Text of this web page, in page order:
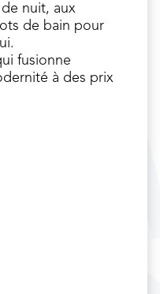
nuit, aux
de bain pour
fusionne
à des prix